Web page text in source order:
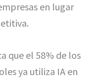
en lugar
que el 58% de los
ya utiliza IA en